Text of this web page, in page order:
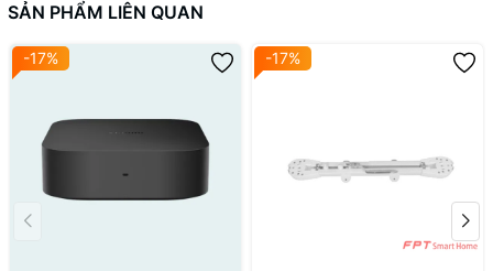
SẢN PHẨM LIÊN QUAN
-17% -17%